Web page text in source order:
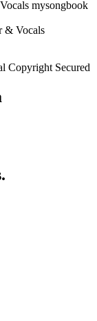
Copyright Secured